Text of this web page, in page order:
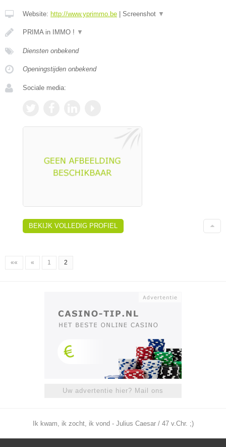
Website: http://www.yprimmo.be Screenshot ▼
PRIMA in IMMO ! ▼
Diensten onbekend
Openingstijden onbekend
Sociale media:
BEKIJK VOLLEDIG PROFIEL
«« « 1 2
Uw advertentie hier? Mail ons
Ik kwam, ik zocht, ik vond - Julius Caesar / 47 v.Chr. ;)